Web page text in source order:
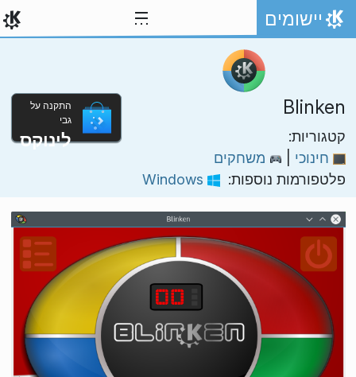
דילוג לתוכן
אתר הבית
יישומים
Blinken
קטגוריות:
חינוכי
משחקים
פלטפורמות נוספות:
התקנה על
גבי
לינוקס